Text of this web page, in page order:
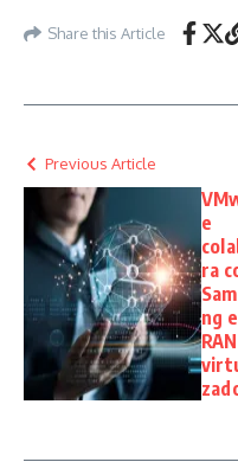
Share this Article
Previous Article
e
ra
ng
RAN